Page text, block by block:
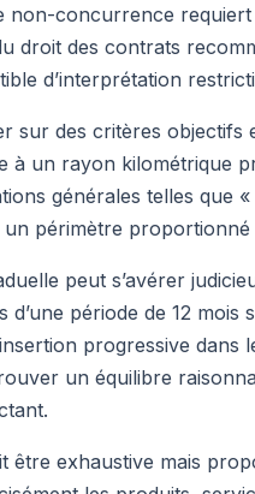
non-concurrence
droit des contrats
d’interprétation
sur des critères objectifs
un rayon kilométrique
générales telles que
périmètre proportionné
peut s’avérer
période de 12 mois
progressive dans
un équilibre
être exhaustive mais